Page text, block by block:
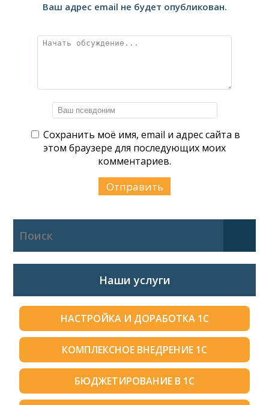
Ваш адрес email не будет опубликован.
Сохранить моё имя, email и адрес сайта в
этом браузере для последующих моих
комментариев.
Наши услуги
НАСТРОЙКА И ДОРАБОТКА 1С
КОМПЛЕКСНОЕ ВНЕДРЕНИЕ 1С
БЮДЖЕТИРОВАНИЕ В 1С